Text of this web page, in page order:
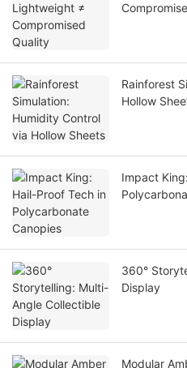
Rainforest
Hollow
Impact
360°
Display
Modular